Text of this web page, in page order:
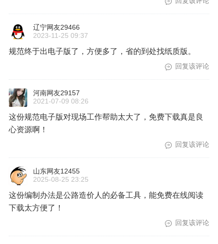
辽宁网友29466
2023-11-25 09:37
规范终于出电子版了，方便多了，省的到处找纸质版。
回复该评论
河南网友29157
2021-07-09 08:26
这份规范电子版对现场工作帮助太大了，免费下载真是良
心资源啊！
回复该评论
山东网友12455
2025-08-25 23:25
这份编制办法是公路造价人的必备工具，能免费在线阅读
下载太方便了！
回复该评论